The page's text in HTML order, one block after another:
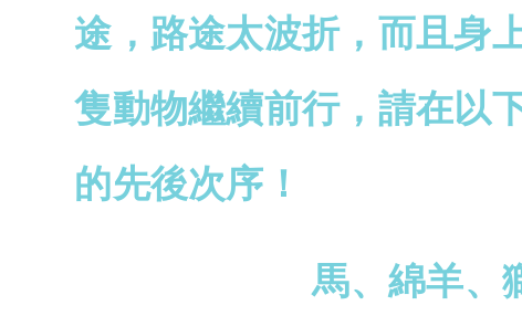
途，路途太波折，而且身
隻動物繼續前行，請在以
的先後次序！
馬、綿羊、